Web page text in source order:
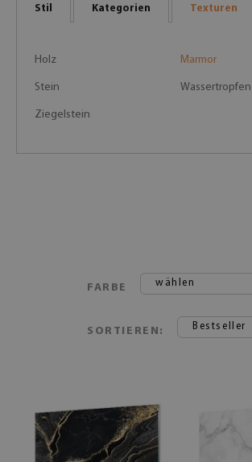
Stil Kategorien Texturen
Holz Marmor
Stein Wassertropfen
Ziegelstein
FARBE wählen
SORTIEREN: Bestseller